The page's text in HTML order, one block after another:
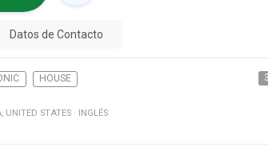
Datos de Contacto
HOUSE
, UNITED STATES · INGLÉS